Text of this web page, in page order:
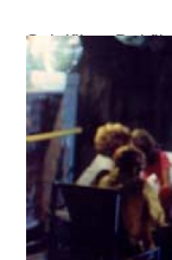
Spielfilme
Nachrichten
F-
AGB
Kaufen
216.73.216.58